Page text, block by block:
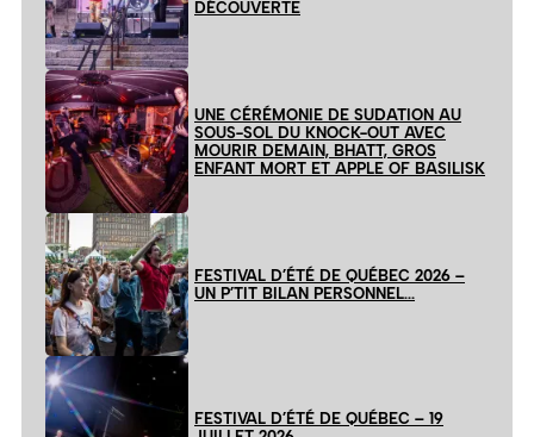
DÉCOUVERTE
UNE CÉRÉMONIE DE SUDATION AU
SOUS-SOL DU KNOCK-OUT AVEC
MOURIR DEMAIN, BHATT, GROS
ENFANT MORT ET APPLE OF BASILISK
FESTIVAL D’ÉTÉ DE QUÉBEC 2026 –
UN P’TIT BILAN PERSONNEL…
FESTIVAL D’ÉTÉ DE QUÉBEC – 19